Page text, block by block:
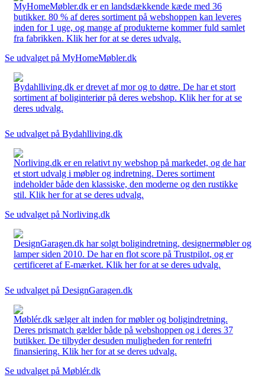
MyHomeMøbler.dk er en landsdækkende kæde med 36
butikker. 80 % af deres sortiment på webshoppen kan leveres
inden for 1 uge, og mange af produkterne kommer fuld samlet
fra fabrikken. Klik her for at se deres udvalg.
Se udvalget på MyHomeMøbler.dk
Bydahlliving.dk er drevet af mor og to døtre. De har et stort
sortiment af boliginteriør på deres webshop. Klik her for at se
deres udvalg.
Se udvalget på Bydahlliving.dk
Norliving.dk er en relativt ny webshop på markedet, og de har
et stort udvalg i møbler og indretning. Deres sortiment
indeholder både den klassiske, den moderne og den rustikke
stil. Klik her for at se deres udvalg.
Se udvalget på Norliving.dk
DesignGaragen.dk har solgt boligindretning, designermøbler og
lamper siden 2010. De har en flot score på Trustpilot, og er
certificeret af E-mærket. Klik her for at se deres udvalg.
Se udvalget på DesignGaragen.dk
Møblér.dk sælger alt inden for møbler og boligindretning.
Deres prismatch gælder både på webshoppen og i deres 37
butikker. De tilbyder desuden muligheden for rentefri
finansiering. Klik her for at se deres udvalg.
Se udvalget på Møblér.dk